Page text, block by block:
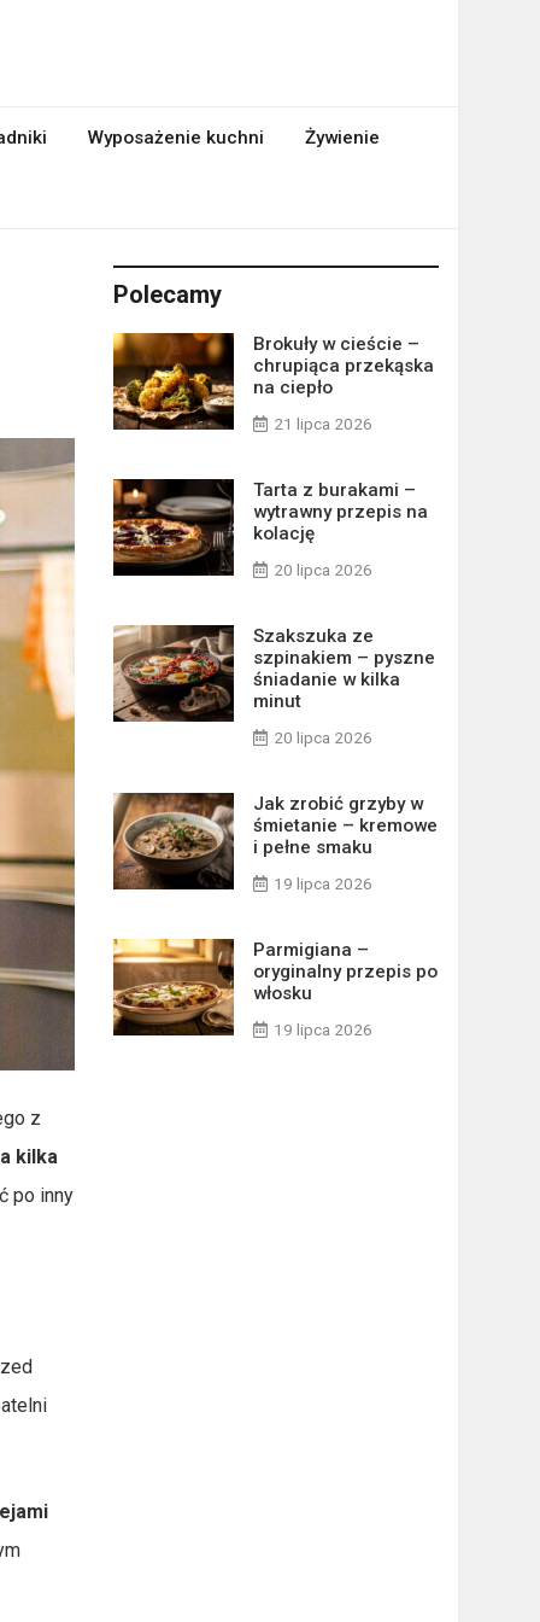
Wyposażenie kuchni Żywienie
z
kilka
po inny
Polecamy
Brokuły w cieście –
chrupiąca przekąska
na ciepło
21 lipca 2026
Tarta z burakami –
wytrawny przepis na
kolację
20 lipca 2026
Szakszuka ze
szpinakiem – pyszne
śniadanie w kilka
minut
20 lipca 2026
Jak zrobić grzyby w
śmietanie – kremowe
i pełne smaku
19 lipca 2026
Parmigiana –
oryginalny przepis po
włosku
19 lipca 2026